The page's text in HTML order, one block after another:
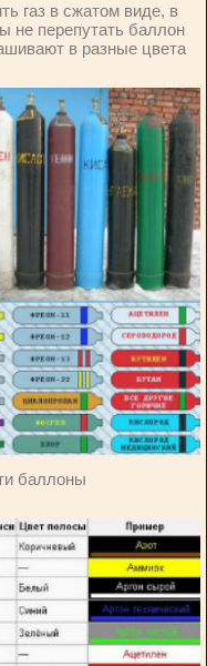
газ в сжатом виде, в
не перепутать баллон
в разные цвета
баллоны